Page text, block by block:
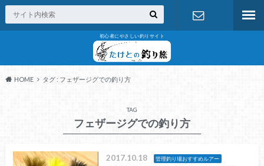
初心者にやさしい釣りサイト
HOME タグ : フェザージグでの釣り方
TAG
フェザージグでの釣り方
2017.10.18 管理釣り場おすすめルアー